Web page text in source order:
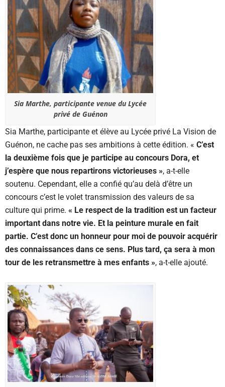
Sia Marthe, participante venue du Lycée
privé de Guénon
Sia Marthe, participante et élève au Lycée privé La Vision de
Guénon, ne cache pas ses ambitions à cette édition. « C’est
la deuxième fois que je participe au concours Dora, et
j’espère que nous repartirons victorieuses », a-t-elle
soutenu. Cependant, elle a confié qu’au delà d’être un
concours c’est le volet transmission des valeurs de sa
culture qui prime. « Le respect de la tradition est un facteur
important dans notre vie. Et la peinture murale en fait
partie. C’est donc un honneur pour moi de pouvoir acquérir
des connaissances dans ce sens. Plus tard, ça sera à mon
tour de les retransmettre à mes enfants », a-t-elle ajouté.